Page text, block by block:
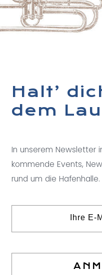
Halt’
dem
In unserem Newsletter
kommende Events,
rund um die Hafenhalle.